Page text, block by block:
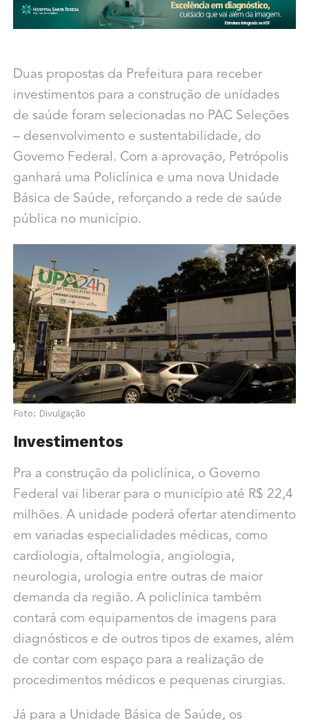
Duas propostas da Prefeitura para receber
investimentos para a construção de unidades
de saúde foram selecionadas no PAC Seleções
– desenvolvimento e sustentabilidade, do
Governo Federal. Com a aprovação, Petrópolis
ganhará uma Policlínica e uma nova Unidade
Básica de Saúde, reforçando a rede de saúde
pública no município.
Foto: Divulgação
Investimentos
Pra a construção da policlínica, o Governo
Federal vai liberar para o município até R$ 22,4
milhões. A unidade poderá ofertar atendimento
em variadas especialidades médicas, como
cardiologia, oftalmologia, angiologia,
neurologia, urologia entre outras de maior
demanda da região. A policlínica também
contará com equipamentos de imagens para
diagnósticos e de outros tipos de exames, além
de contar com espaço para a realização de
procedimentos médicos e pequenas cirurgias.
Já para a Unidade Básica de Saúde, os